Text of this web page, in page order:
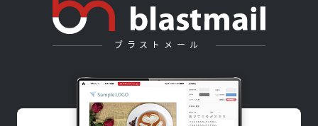
ブラストメール